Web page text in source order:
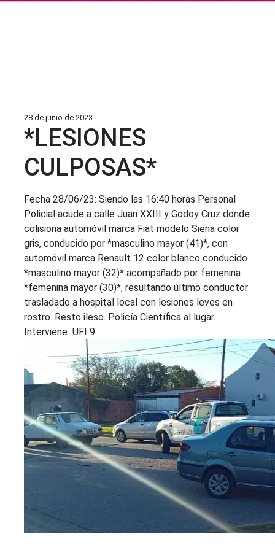
28 de junio de 2023
*LESIONES
CULPOSAS*
Fecha 28/06/23: Siendo las 16:40 horas Personal
Policial acude a calle Juan XXIII y Godoy Cruz donde
colisiona automóvil marca Fiat modelo Siena color
gris, conducido por *masculino mayor (41)*, con
automóvil marca Renault 12 color blanco conducido
*masculino mayor (32)* acompañado por femenina
*femenina mayor (30)*, resultando último conductor
trasladado a hospital local con lesiones leves en
rostro. Resto ileso. Policía Científica al lugar.
Interviene UFI 9.